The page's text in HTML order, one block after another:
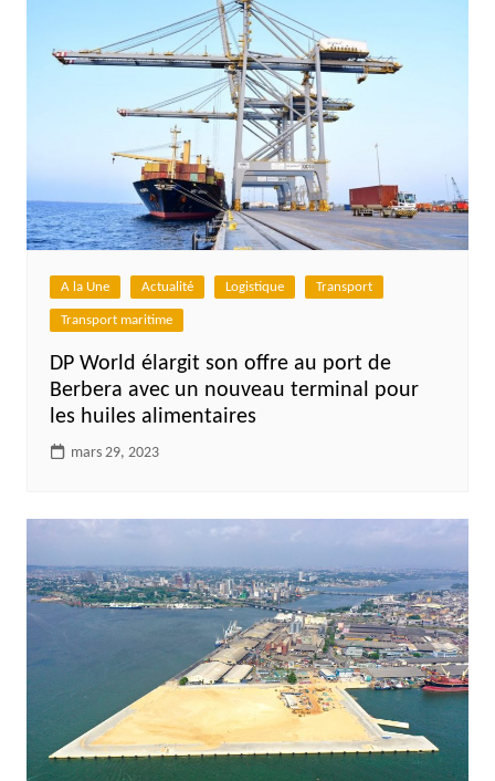
A la Une Actualité Logistique Transport
Transport maritime
DP World élargit son offre au port de
Berbera avec un nouveau terminal pour
les huiles alimentaires
mars 29, 2023